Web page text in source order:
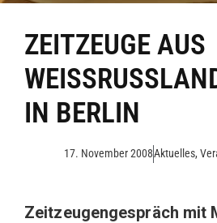
ZEITZEUGE AUS
N BERLIN
17. November 2008Aktuelles,
Zeitzeugengespräch mit